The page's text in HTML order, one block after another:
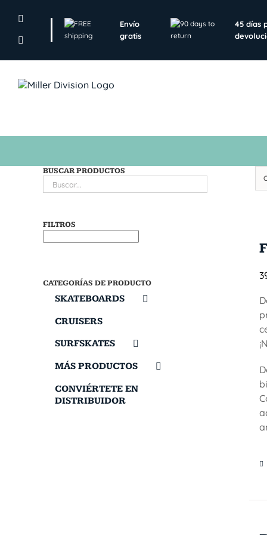
Envío
gratis
45 días
BUSCAR PRODUCTOS
FILTROS
CATEGORÍAS DE PRODUCTO
SKATEBOARDS
CRUISERS
SURFSKATES
MÁS PRODUCTOS
CONVIÉRTETE EN
DISTRIBUIDOR